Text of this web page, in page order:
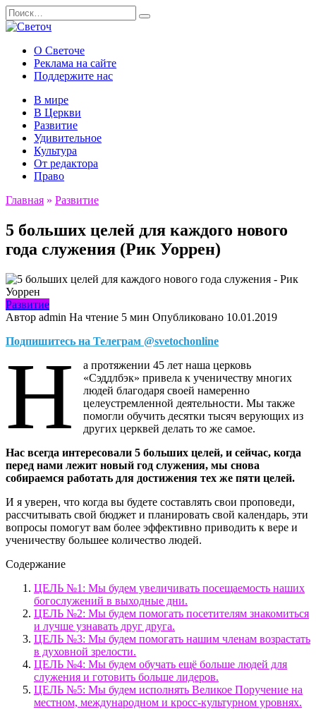
Перейти
к
Search
for:
О Светоче
Реклама на сайте
Поддержите нас
В мире
В Церкви
Развитие
Удивительное
Культура
От редактора
Право
Главная » Развитие
5 больших целей для каждого нового
года служения (Рик Уоррен)
Развитие
Автор admin На чтение 5 мин Опубликовано 10.01.2019
Подпишитесь на Телеграм @svetochonline
Н
а протяжении 45 лет наша церковь
«Сэддлбэк» привела к ученичеству многих
людей благодаря своей намеренно
целеустремленной деятельности. Мы также
помогли обучить десятки тысяч верующих из
других церквей делать то же самое.
Нас всегда интересовали 5 больших целей, и сейчас, когда
перед нами лежит новый год служения, мы снова
собираемся работать для достижения тех же пяти целей.
И я уверен, что когда вы будете составлять свои проповеди,
рассчитывать свой бюджет и планировать свой календарь, эти
вопросы помогут вам более эффективно приводить к вере и
ученичеству большее количество людей.
Содержание
ЦЕЛЬ №1: Мы будем увеличивать посещаемость наших
богослужений в выходные дни.
ЦЕЛЬ №2: Мы будем помогать посетителям знакомиться
и лучше узнавать друг друга.
ЦЕЛЬ №3: Мы будем помогать нашим членам возрастать
в духовной зрелости.
ЦЕЛЬ №4: Мы будем обучать ещё больше людей для
служения и готовить больше лидеров.
ЦЕЛЬ №5: Мы будем исполнять Великое Поручение на
местном, международном и кросс-культурном уровнях.